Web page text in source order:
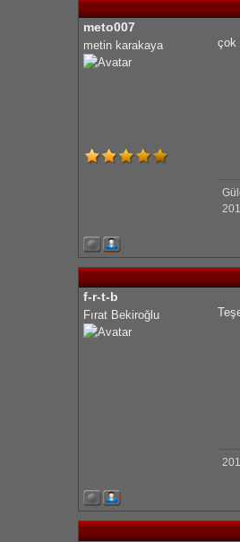
meto007
metin karakaya çok
f-r-t-b
Fırat Bekiroğlu